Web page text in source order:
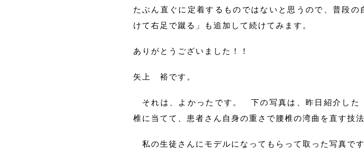
たぶん直ぐに定着するものではないと思うので、普段
けて右足で蹴る」も追加して続けてみます。
ありがとうございました！！
矢上 裕です。
それは、よかったです。 下の写真は、昨日紹介した
椎に当てて、患者さん自身の重さで腰椎の湾曲を直す技法
私の生徒さんにモデルになってもらって取った写真です